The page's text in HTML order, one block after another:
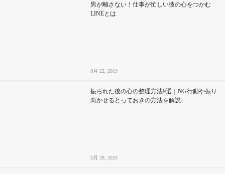
男が離さない！仕事が忙しい彼の心をつかむ
LINEとは
8月 22, 2019
振られた後の心の整理方法9選｜NG行動や振り
向かせるとっておきの方法を解説
3月 28, 2023